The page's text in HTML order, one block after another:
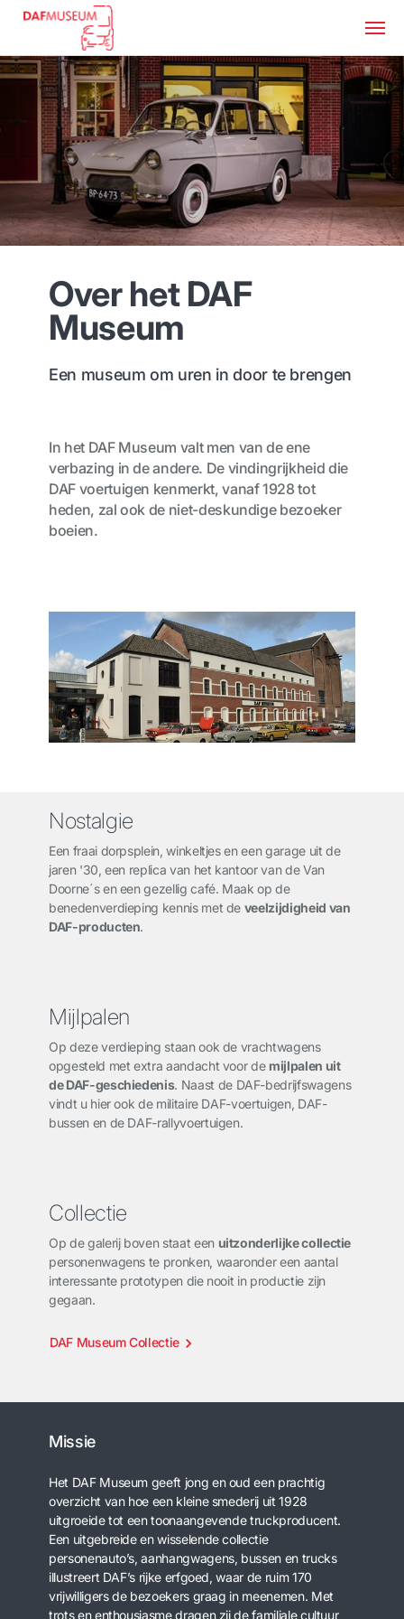
Over het DAF
Museum
Een museum om uren in door te brengen
In het DAF Museum valt men van de ene
verbazing in de andere. De vindingrijkheid die
DAF voertuigen kenmerkt, vanaf 1928 tot
heden, zal ook de niet-deskundige bezoeker
boeien.
Nostalgie
Een fraai dorpsplein, winkeltjes en een garage uit de
jaren '30, een replica van het kantoor van de Van
Doorne´s en een gezellig café. Maak op de
benedenverdieping kennis met de veelzijdigheid van
DAF-producten.
Mijlpalen
Op deze verdieping staan ook de vrachtwagens
opgesteld met extra aandacht voor de mijlpalen uit
de DAF-geschiedenis. Naast de DAF-bedrijfswagens
vindt u hier ook de militaire DAF-voertuigen, DAF-
bussen en de DAF-rallyvoertuigen.
Collectie
Op de galerij boven staat een uitzonderlijke collectie
personenwagens te pronken, waaronder een aantal
interessante prototypen die nooit in productie zijn
gegaan.
DAF Museum Collectie
Missie
Het DAF Museum geeft jong en oud een prachtig
overzicht van hoe een kleine smederij uit 1928
uitgroeide tot een toonaangevende truckproducent.
Een uitgebreide en wisselende collectie
personenauto’s, aanhangwagens, bussen en trucks
illustreert DAF’s rijke erfgoed, waar de ruim 170
vrijwilligers de bezoekers graag in meenemen. Met
trots en enthousiasme dragen zij de familiale cultuur